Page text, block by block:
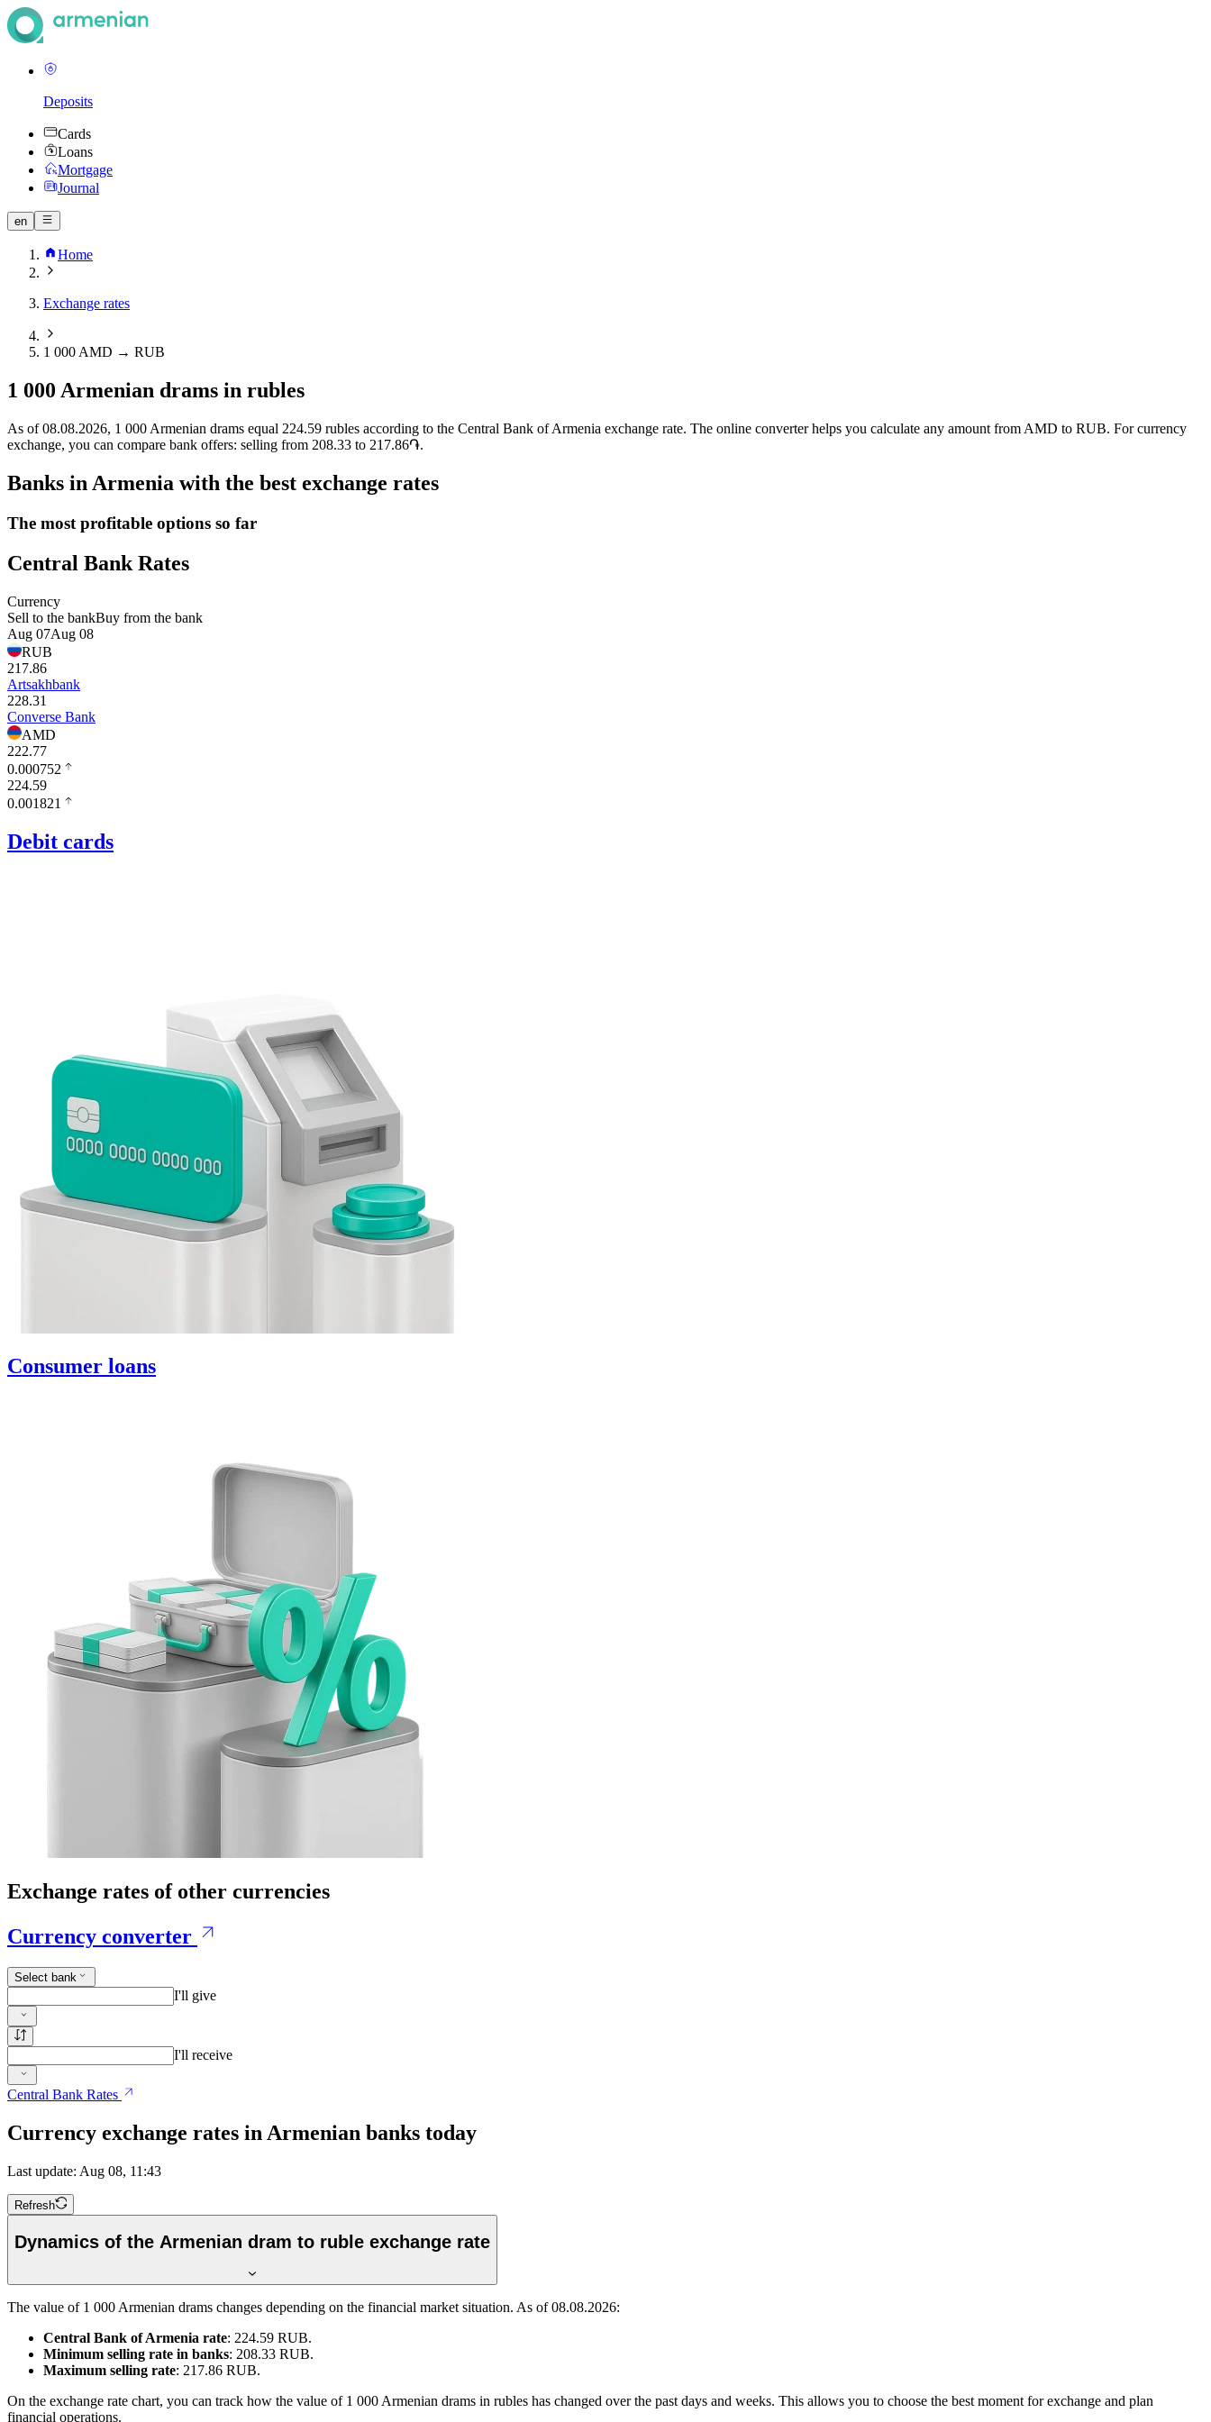
Deposits
Cards
Loans
Mortgage
Journal
en
Home
Exchange rates
1 000 AMD → RUB
1 000 Armenian drams in rubles
As of 08.08.2026, 1 000 Armenian drams equal 224.59 rubles according to the Central Bank of Armenia exchange rate. The online converter helps you calculate any amount from AMD to RUB. For currency
exchange, you can compare bank offers: selling from 208.33 to 217.86֏.
Banks in Armenia with the best exchange rates
The most profitable options so far
Central Bank Rates
Currency
Sell to the bankBuy from the bank
Aug 07Aug 08
RUB
217.86
Artsakhbank
228.31
Converse Bank
AMD
222.77
0.000752
224.59
0.001821
Debit cards
Consumer loans
Exchange rates of other currencies
Currency converter
Select bank
I'll give
I'll receive
Central Bank Rates
Currency exchange rates in Armenian banks today
Last update: Aug 08, 11:43
Refresh
Dynamics of the Armenian dram to ruble exchange rate
The value of 1 000 Armenian drams changes depending on the financial market situation. As of 08.08.2026:
Central Bank of Armenia rate: 224.59 RUB.
Minimum selling rate in banks: 208.33 RUB.
Maximum selling rate: 217.86 RUB.
On the exchange rate chart, you can track how the value of 1 000 Armenian drams in rubles has changed over the past days and weeks. This allows you to choose the best moment for exchange and plan
financial operations.